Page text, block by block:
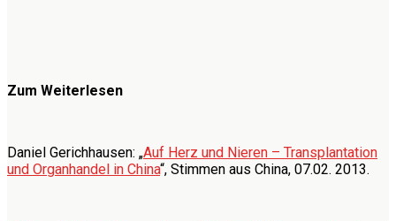
Zum Weiterlesen
Daniel Gerichhausen: „Auf Herz und Nieren – Transplantation
und Organhandel in China“, Stimmen aus China, 07.02. 2013.